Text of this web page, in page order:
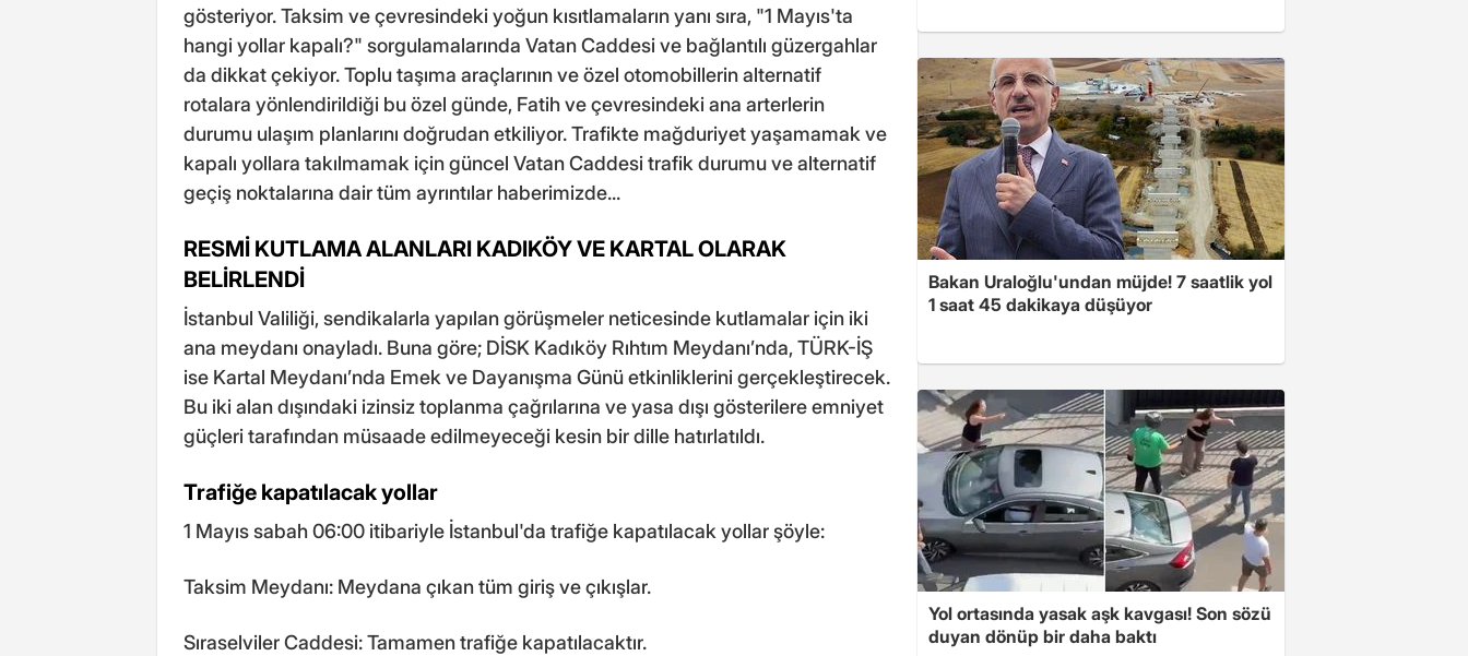
gösteriyor. Taksim ve çevresindeki yoğun kısıtlamaların yanı sıra, "1 Mayıs'ta
hangi yollar kapalı?" sorgulamalarında Vatan Caddesi ve bağlantılı güzergahlar
da dikkat çekiyor. Toplu taşıma araçlarının ve özel otomobillerin alternatif
rotalara yönlendirildiği bu özel günde, Fatih ve çevresindeki ana arterlerin
durumu ulaşım planlarını doğrudan etkiliyor. Trafikte mağduriyet yaşamamak ve
kapalı yollara takılmamak için güncel Vatan Caddesi trafik durumu ve alternatif
geçiş noktalarına dair tüm ayrıntılar haberimizde...
RESMİ KUTLAMA ALANLARI KADIKÖY VE KARTAL OLARAK
BELİRLENDİ
İstanbul Valiliği, sendikalarla yapılan görüşmeler neticesinde kutlamalar için iki
ana meydanı onayladı. Buna göre; DİSK Kadıköy Rıhtım Meydanı’nda, TÜRK-İŞ
ise Kartal Meydanı’nda Emek ve Dayanışma Günü etkinliklerini gerçekleştirecek.
Bu iki alan dışındaki izinsiz toplanma çağrılarına ve yasa dışı gösterilere emniyet
güçleri tarafından müsaade edilmeyeceği kesin bir dille hatırlatıldı.
Trafiğe kapatılacak yollar
1 Mayıs sabah 06:00 itibariyle İstanbul'da trafiğe kapatılacak yollar şöyle:
Taksim Meydanı: Meydana çıkan tüm giriş ve çıkışlar.
Sıraselviler Caddesi: Tamamen trafiğe kapatılacaktır.
Bakan Uraloğlu'undan müjde! 7 saatlik yol
1 saat 45 dakikaya düşüyor
Yol ortasında yasak aşk kavgası! Son sözü
duyan dönüp bir daha baktı